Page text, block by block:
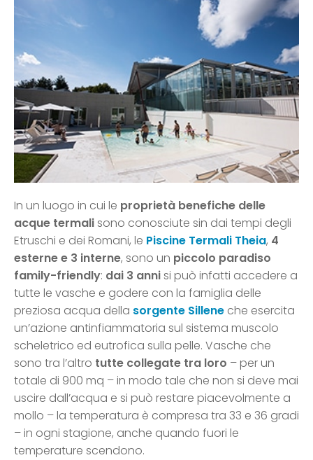
In un luogo in cui le proprietà benefiche delle
acque termalisono conosciute sin dai tempi degli
Etruschi e dei Romani, le Piscine Termali Theia, 4
esterne e 3 interne, sono un piccolo paradiso
family-friendly: dai 3 annisi può infatti accedere a
tutte le vasche e godere con la famiglia delle
preziosa acqua della sorgente Sillene che esercita
un’azione antinfiammatoria sul sistema muscolo
scheletrico ed eutrofica sulla pelle. Vasche che
sono tra l’altro tutte collegate tra loro – per un
totale di 900 mq – in modo tale che non si deve mai
uscire dall’acqua e si può restare piacevolmente a
mollo – la temperatura è compresa tra 33 e 36 gradi
– in ogni stagione, anche quando fuori le
temperature scendono.